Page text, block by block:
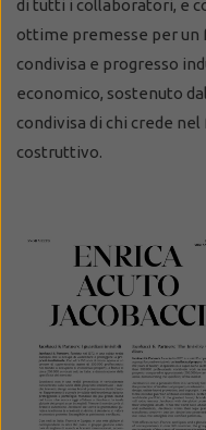
di tutti i collaboratori, e
ottime premesse per un
condivisa e progresso
economico, sostenuto
condivisa di chi crede
costruttivo.